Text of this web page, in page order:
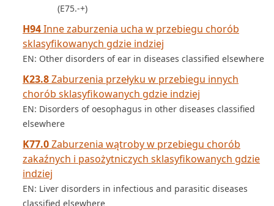
(E75.-+)
H94Inne zaburzenia ucha w przebiegu chorób
sklasyfikowanych gdzie indziej
EN: Other disorders of ear in diseases classified elsewhere
K23.8Zaburzenia przełyku w przebiegu innych
chorób sklasyfikowanych gdzie indziej
EN: Disorders of oesophagus in other diseases classified
elsewhere
K77.0Zaburzenia wątroby w przebiegu chorób
zakaźnych i pasożytniczych sklasyfikowanych gdzie
indziej
EN: Liver disorders in infectious and parasitic diseases
classified elsewhere